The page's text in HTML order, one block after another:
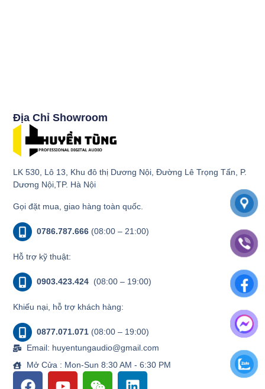
Địa Chỉ Showroom
LK 530, Lô 13, Khu đô thị Dương Nội, Đường Lê Trọng Tấn, P.
Dương Nội,TP. Hà Nội
Gọi đặt mua, giao hàng toàn quốc.
0786.787.666 (08:00 – 21:00)
Hỗ trợ kỹ thuật:
0903.423.424 (08:00 – 19:00)
Khiếu nại, hỗ trợ khách hàng:
0877.071.071 (08:00 – 19:00)
Email: huyentungaudio@gmail.com
Mở Cửa : Mon-Sun 8:30 AM - 6:30 PM